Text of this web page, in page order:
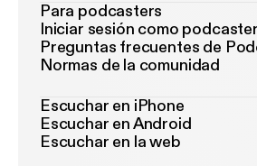
Para podcasters
Iniciar sesión como podcaster
Preguntas frecuentes de
Normas de la comunidad
Escuchar en iPhone
Escuchar en Android
Escuchar en la web